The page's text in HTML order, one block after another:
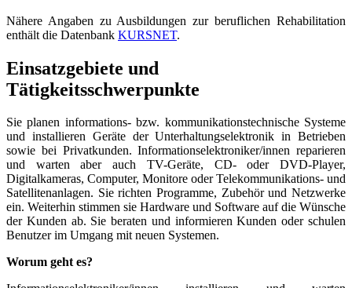
Nähere Angaben zu Ausbildungen zur beruflichen Rehabilitation
enthält die Datenbank KURSNET.
Einsatzgebiete und
Tätigkeitsschwerpunkte
Sie planen informations- bzw. kommunikationstechnische Systeme
und installieren Geräte der Unterhaltungselektronik in Betrieben
sowie bei Privatkunden. Informationselektroniker/innen reparieren
und warten aber auch TV-Geräte, CD- oder DVD-Player,
Digitalkameras, Computer, Monitore oder Telekommunikations- und
Satellitenanlagen. Sie richten Programme, Zubehör und Netzwerke
ein. Weiterhin stimmen sie Hardware und Software auf die Wünsche
der Kunden ab. Sie beraten und informieren Kunden oder schulen
Benutzer im Umgang mit neuen Systemen.
Worum geht es?